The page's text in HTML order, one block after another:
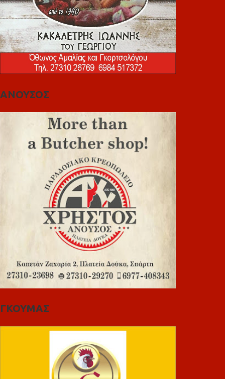
ΑΝΟΥΣΟΣ
ΓΚΟΥΜΑΣ